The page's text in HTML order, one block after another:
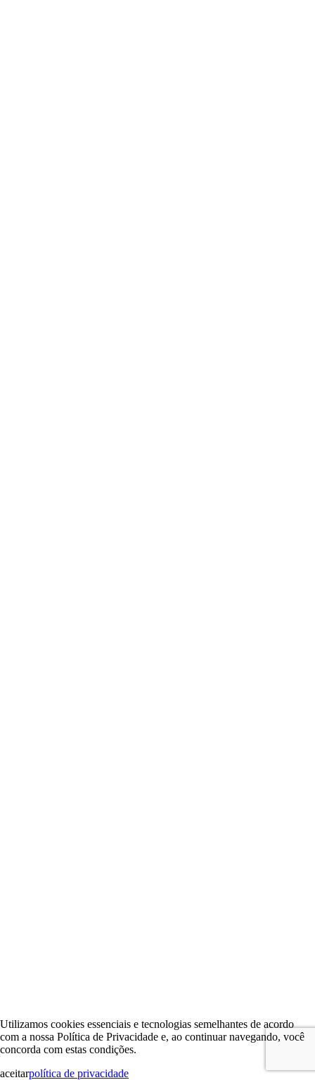
Utilizamos cookies essenciais e tecnologias semelhantes de acordo
com a nossa Política de Privacidade e, ao continuar navegando, você
concorda com estas condições.
aceitarpolítica de privacidade